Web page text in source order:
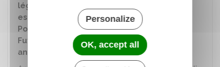
légalisation pour un acte dont le signataire
est établi en Nouvelle Calédonie, en
Polynésie française, dans les îles Wallis et
Futuna ou dans les Terres australes et
antarctiques françaises
Personalize
OK, accept all